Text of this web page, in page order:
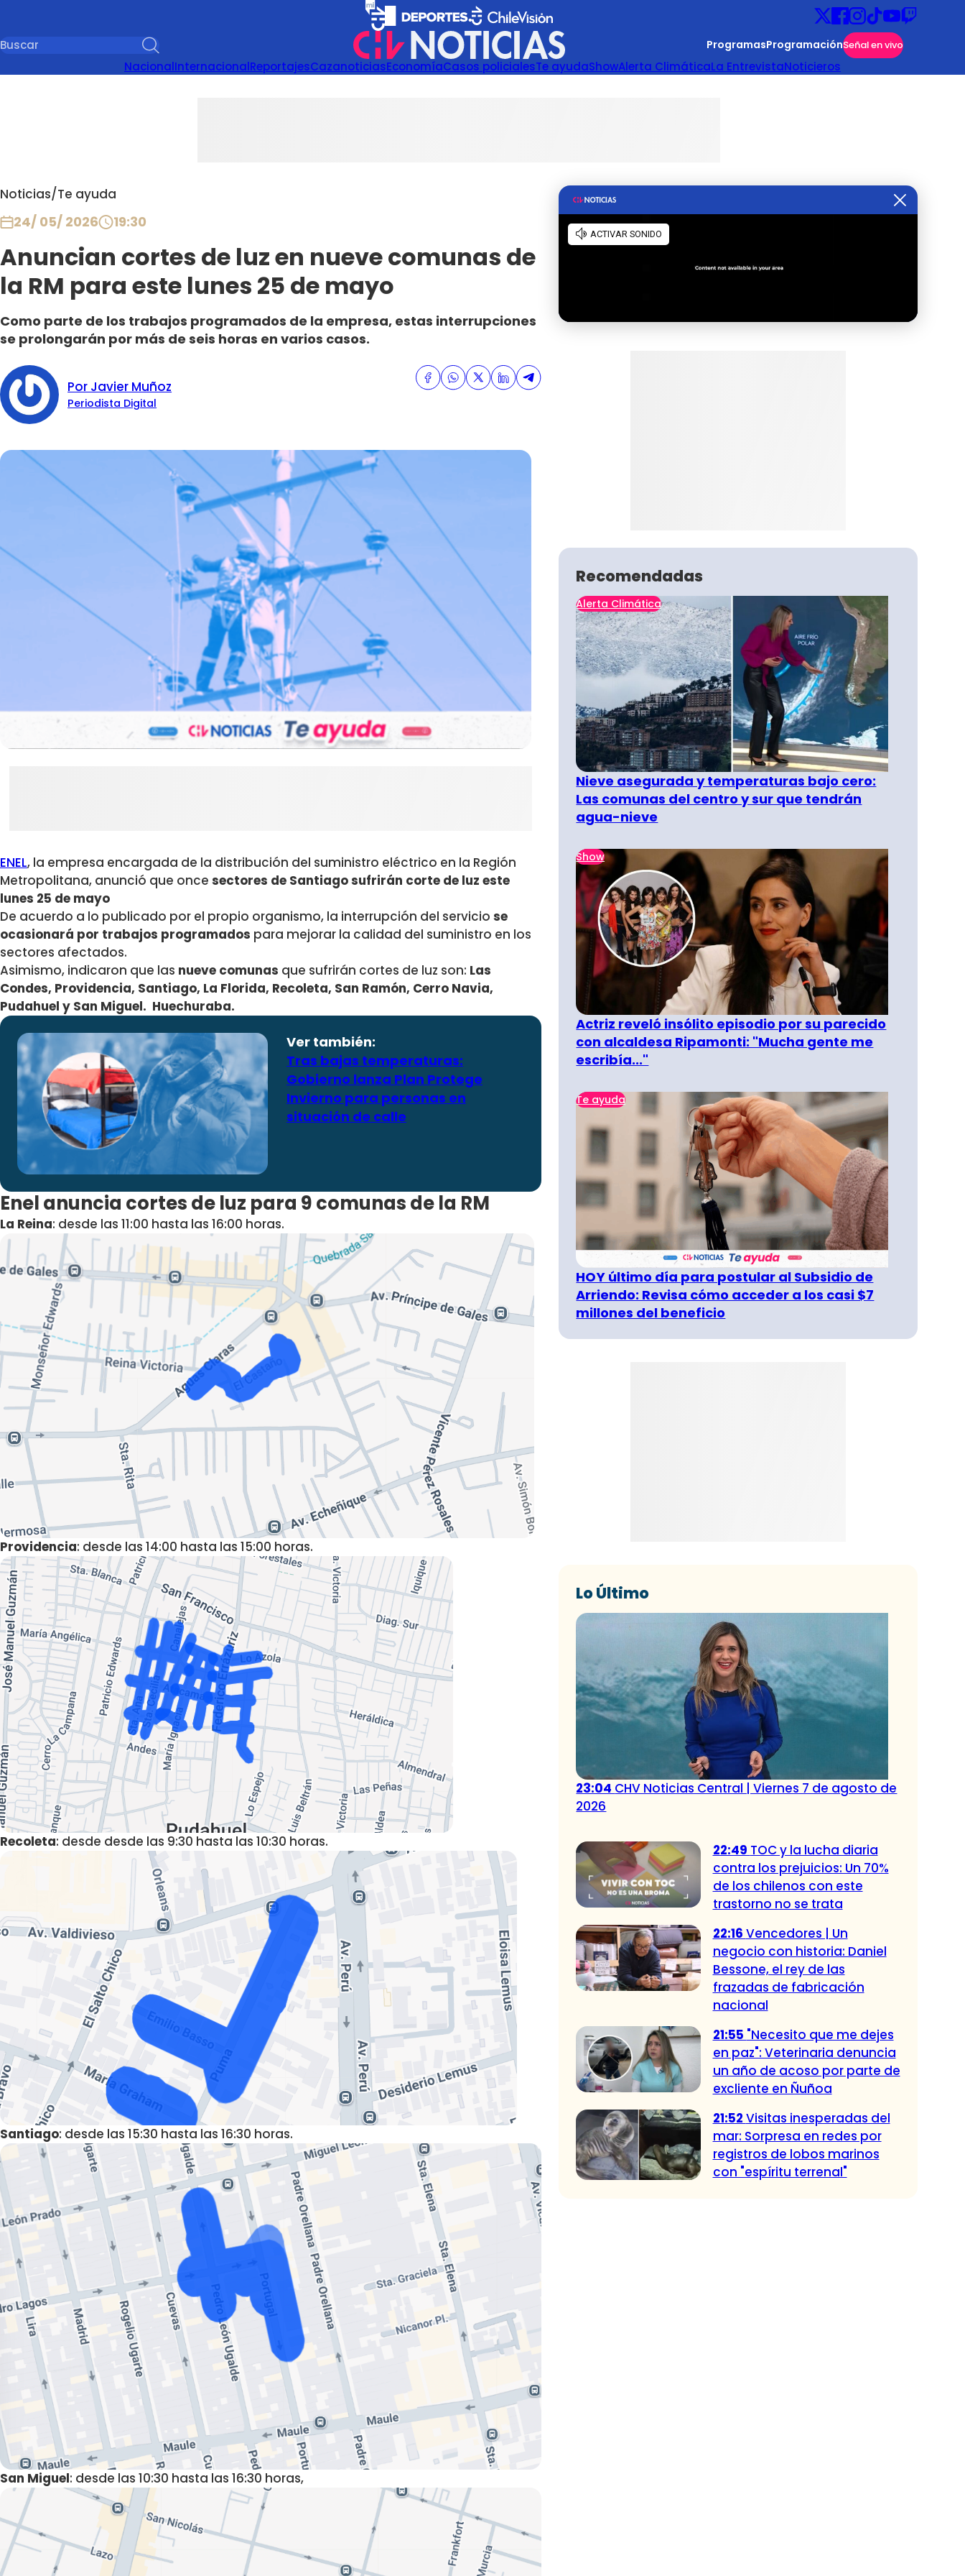
ProgramasProgramaciónSeñal en vivo
NacionalInternacionalReportajesCazanoticiasEconomíaCasos policialesTe ayudaShowAlerta ClimáticaLa EntrevistaNoticieros
Noticias/Te ayuda
24/ 05/ 2026 19:30
Anuncian cortes de luz en nueve comunas de
la RM para este lunes 25 de mayo
Como parte de los trabajos programados de la empresa, estas interrupciones
se prolongarán por más de seis horas en varios casos.
Por Javier Muñoz
Periodista Digital
ENEL, la empresa encargada de la distribución del suministro eléctrico en la Región
Metropolitana, anunció que once sectores de Santiago sufrirán corte de luz este
lunes 25 de mayo
De acuerdo a lo publicado por el propio organismo, la interrupción del servicio se
ocasionará por trabajos programados para mejorar la calidad del suministro en los
sectores afectados.
Asimismo, indicaron que las nueve comunas que sufrirán cortes de luz son: Las
Condes, Providencia, Santiago, La Florida, Recoleta, San Ramón, Cerro Navia,
Pudahuel y San Miguel. Huechuraba.
Ver también:
Tras bajas temperaturas:
Gobierno lanza Plan Protege
Invierno para personas en
situación de calle
Enel anuncia cortes de luz para 9 comunas de la RM
La Reina: desde las 11:00 hasta las 16:00 horas.
Providencia: desde las 14:00 hasta las 15:00 horas.
Recoleta: desde desde las 9:30 hasta las 10:30 horas.
Santiago: desde las 15:30 hasta las 16:30 horas.
San Miguel: desde las 10:30 hasta las 16:30 horas,
Recomendadas
Alerta Climática
Nieve asegurada y temperaturas bajo cero:
Las comunas del centro y sur que tendrán
agua-nieve
Show
Actriz reveló insólito episodio por su parecido
con alcaldesa Ripamonti: "Mucha gente me
escribía..."
Te ayuda
HOY último día para postular al Subsidio de
Arriendo: Revisa cómo acceder a los casi $7
millones del beneficio
Lo Último
23:04 CHV Noticias Central | Viernes 7 de agosto de
2026
22:49 TOC y la lucha diaria
contra los prejuicios: Un 70%
de los chilenos con este
trastorno no se trata
22:16 Vencedores | Un
negocio con historia: Daniel
Bessone, el rey de las
frazadas de fabricación
nacional
21:55 "Necesito que me dejes
en paz": Veterinaria denuncia
un año de acoso por parte de
excliente en Ñuñoa
21:52 Visitas inesperadas del
mar: Sorpresa en redes por
registros de lobos marinos
con "espíritu terrenal"